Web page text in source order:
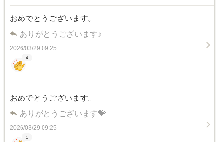
おめでとうございます。
ありがとうございます♪
2026/03/29 09:25
4
おめでとうございます。
ありがとうございます💝
2026/03/29 09:25
1